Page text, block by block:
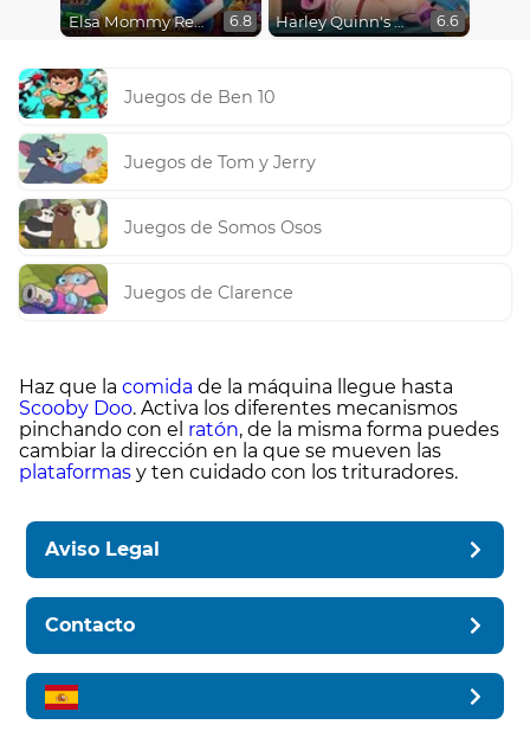
Elsa Mommy Real Makeover 6.8 Harley Quinn's Modern Makeover 6.6
Juegos de Ben 10
Juegos de Tom y Jerry
Juegos de Somos Osos
Juegos de Clarence
Haz que la comida de la máquina llegue hasta
Scooby Doo. Activa los diferentes mecanismos
pinchando con el ratón, de la misma forma puedes
cambiar la dirección en la que se mueven las
plataformas y ten cuidado con los trituradores.
Aviso Legal
Contacto